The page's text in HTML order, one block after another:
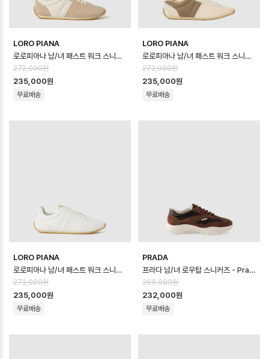
LORO PIANA
로로피아나 남/녀 패스트 워크 스니커즈 - Loro Piana Unisex Fast Wal…
272,000원
235,000원
무료배송
LORO PIANA
로로피아나 남/녀 패스트 워크 스니커즈 - Loro Piana Unisex Fast Wal…
272,000원
235,000원
무료배송
LORO PIANA
로로피아나 남/녀 패스트 워크 스니커즈 - Loro Piana Unisex Fast Wal…
272,000원
235,000원
무료배송
PRADA
프라다 남/녀 로우탑 스니커즈 - Prada Unisex Low Top Sneaker - …
268,000원
232,000원
무료배송